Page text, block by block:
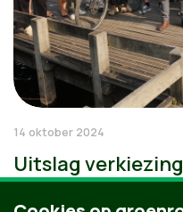
14 oktober 2024
Uitslag